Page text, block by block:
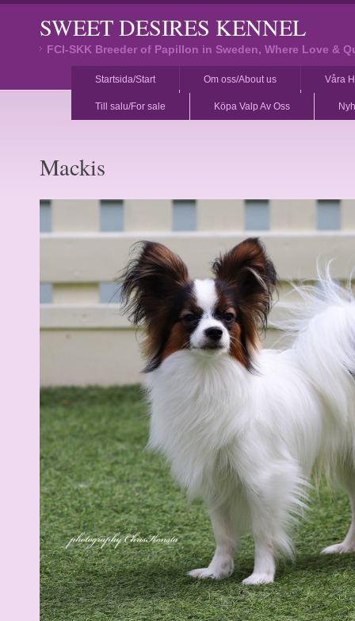
SWEET DESIRES KENNEL
FCI-SKK Breeder of Papillon in Sweden, Where Love &
Startsida/Start Om oss/About us Våra
Till salu/For sale Köpa Valp Av Oss
Mackis